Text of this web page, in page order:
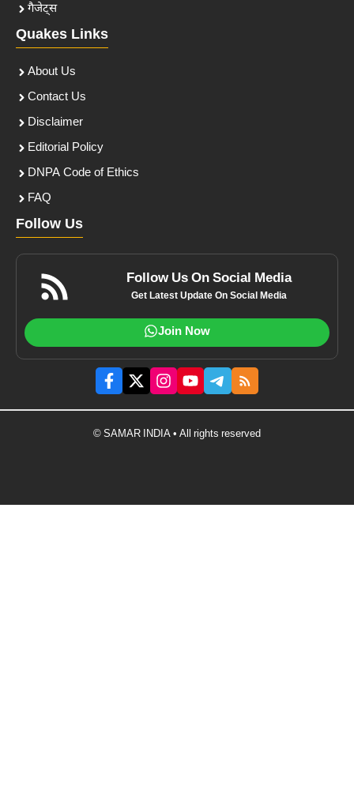
गैजेट्स
Quakes Links
About Us
Contact Us
Disclaimer
Editorial Policy
DNPA Code of Ethics
FAQ
Follow Us
Follow Us On Social Media
Get Latest Update On Social Media
Join Now
© SAMAR INDIA • All rights reserved